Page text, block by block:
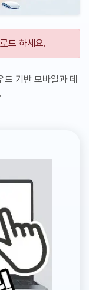
드 하세요.
기반 모바일과 데